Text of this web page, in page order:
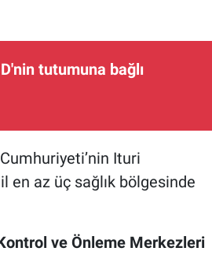
tutumuna bağlı
Ituri
en az üç sağlık bölgesinde
ve Önleme Merkezleri